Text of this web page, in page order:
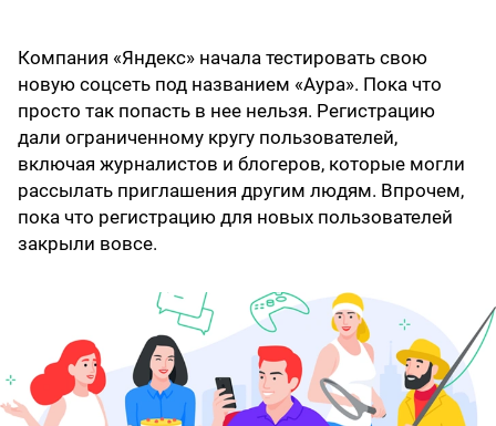
Компания «Яндекс» начала тестировать свою
новую соцсеть под названием «Аура». Пока что
просто так попасть в нее нельзя. Регистрацию
дали ограниченному кругу пользователей,
включая журналистов и блогеров, которые могли
рассылать приглашения другим людям. Впрочем,
пока что регистрацию для новых пользователей
закрыли вовсе.